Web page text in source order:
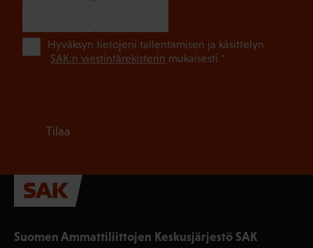
Suomen Ammattiliittojen Keskusjärjestö SAK
Hyväksyn tietojeni tallentamisen ja käsittelyn
SAK:n viestintärekisterin mukaisesti *
Tilaa